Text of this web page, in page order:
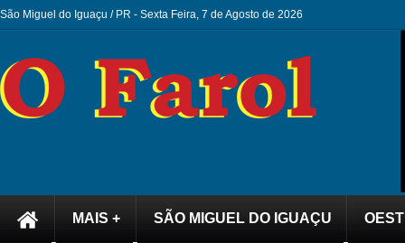
São Miguel do Iguaçu / PR - Sexta Feira, 7 de Agosto de 2026
MAIS + SÃO MIGUEL DO IGUAÇU